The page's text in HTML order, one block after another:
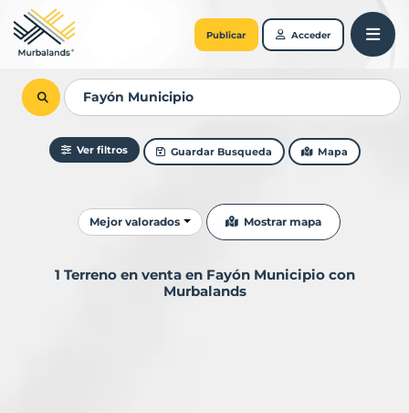
Publicar Acceder
Ver filtros Guardar Busqueda Mapa
Ordenar resultados
Mejor valorados Mostrar mapa
1 Terreno en venta en Fayón Municipio con
Murbalands